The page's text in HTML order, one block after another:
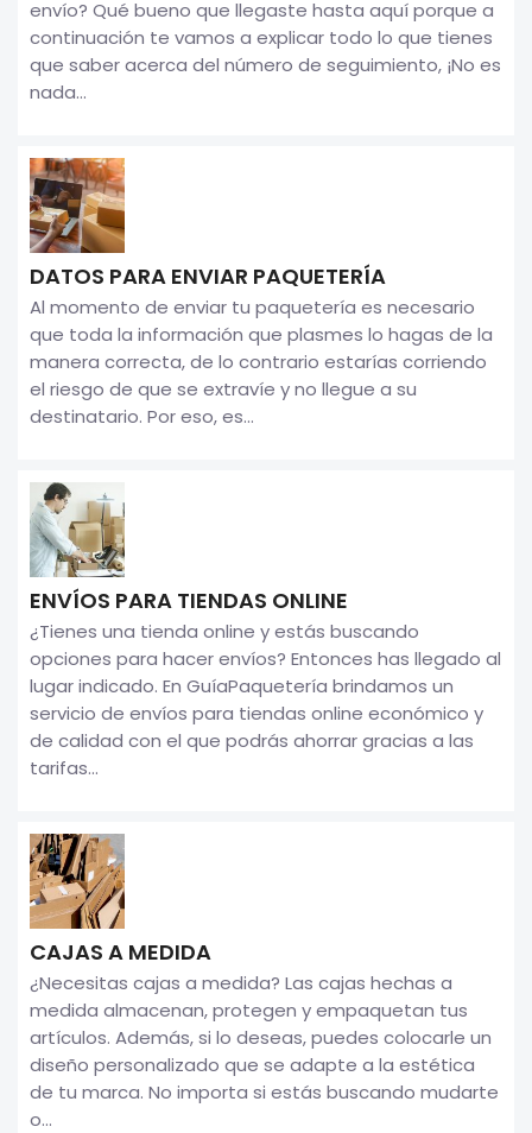
envío? Qué bueno que llegaste hasta aquí porque a
continuación te vamos a explicar todo lo que tienes
que saber acerca del número de seguimiento, ¡No es
nada...
DATOS PARA ENVIAR PAQUETERÍA
Al momento de enviar tu paquetería es necesario
que toda la información que plasmes lo hagas de la
manera correcta, de lo contrario estarías corriendo
el riesgo de que se extravíe y no llegue a su
destinatario. Por eso, es...
ENVÍOS PARA TIENDAS ONLINE
¿Tienes una tienda online y estás buscando
opciones para hacer envíos? Entonces has llegado al
lugar indicado. En GuíaPaquetería brindamos un
servicio de envíos para tiendas online económico y
de calidad con el que podrás ahorrar gracias a las
tarifas...
CAJAS A MEDIDA
¿Necesitas cajas a medida? Las cajas hechas a
medida almacenan, protegen y empaquetan tus
artículos. Además, si lo deseas, puedes colocarle un
diseño personalizado que se adapte a la estética
de tu marca. No importa si estás buscando mudarte
o...